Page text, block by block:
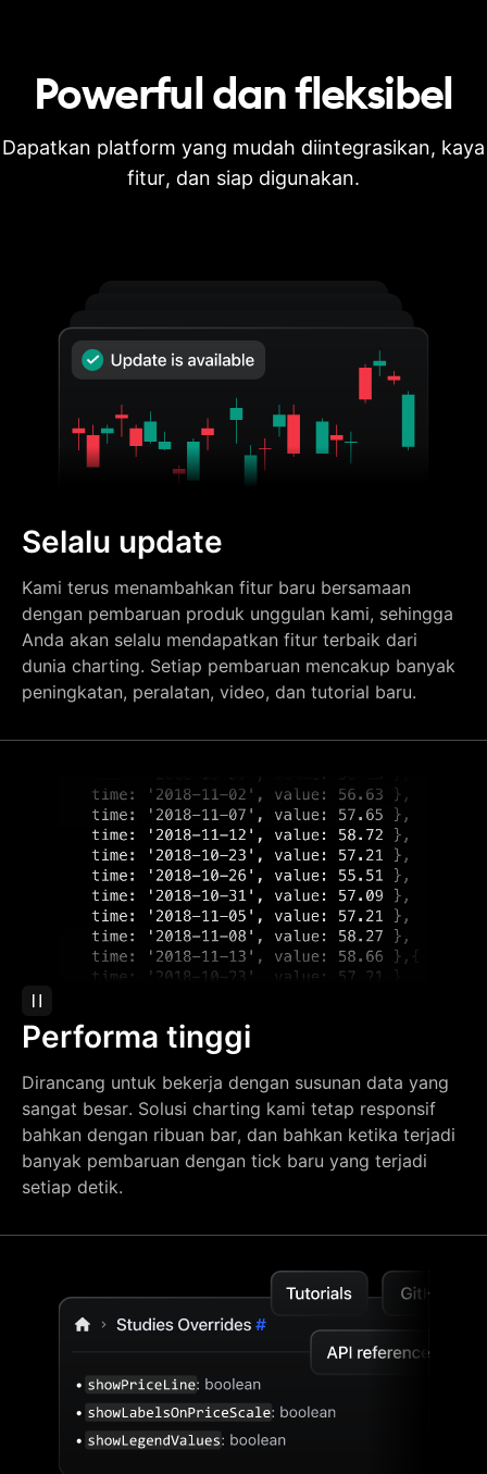
Powerful danfleksibel
Dapatkan platform yang mudah diintegrasikan, kaya
fitur, dan siap digunakan.
Selalu update
Kami terus menambahkan fitur baru bersamaan
dengan pembaruan produk unggulan kami, sehingga
Anda akan selalu mendapatkan fitur terbaik dari
dunia charting. Setiap pembaruan mencakup banyak
peningkatan, peralatan, video, dan tutorial baru.
Performa tinggi
Dirancang untuk bekerja dengan susunan data yang
sangat besar. Solusi charting kami tetap responsif
bahkan dengan ribuan bar, dan bahkan ketika terjadi
banyak pembaruan dengan tick baru yang terjadi
setiap detik.